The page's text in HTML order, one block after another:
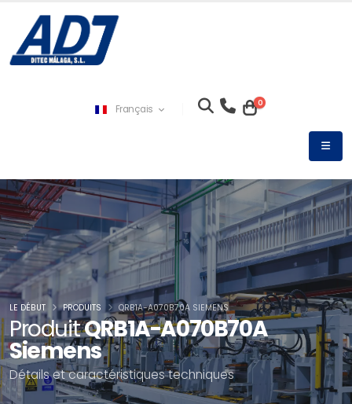
Français 0
ProduitQRB1A-A070B70A
Siemens
Détails et caractéristiques techniques
LE DÉBUT PRODUITS QRB1A-A070B70A SIEMENS